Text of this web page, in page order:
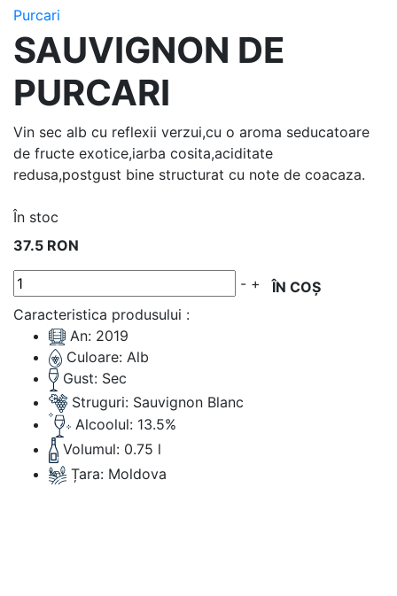
Purcari
SAUVIGNON DE
PURCARI
Vin sec alb cu reflexii verzui,cu o aroma seducatoare
de fructe exotice,iarba cosita,aciditate
redusa,postgust bine structurat cu note de coacaza.
În stoc
37.5 RON
- +
ÎN COȘ
Caracteristica produsului :
An: 2019
Culoare:Alb
Gust: Sec
Struguri: Sauvignon Blanc
Alcoolul: 13.5%
Volumul: 0.75 l
Țara: Moldova